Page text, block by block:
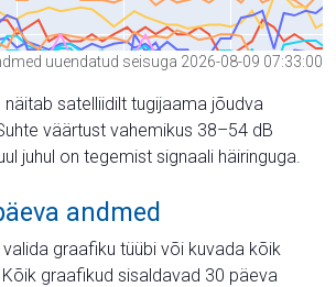
uuendatud seisuga 2026-08-09 07:33:00
näitab satelliidilt tugijaama jõudva
väärtust vahemikus 38–54 dB
juhul on tegemist signaali häiringuga.
andmed
graafiku tüübi või kuvada kõik
graafikud sisaldavad 30 päeva